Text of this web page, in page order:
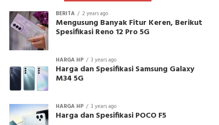
BERITA 2 years ago
Mengusung Banyak Fitur Keren, Berikut
Spesifikasi Reno 12 Pro 5G
HARGA HP 3 years ago
Harga dan Spesifikasi Samsung Galaxy
M34 5G
HARGA HP 3 years ago
Harga dan Spesifikasi POCO F5